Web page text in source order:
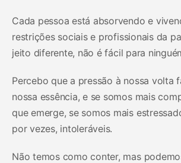
Cada pessoa está absorvendo e
restrições sociais e profissionais da
jeito diferente, não é fácil para
Percebo que a pressão à nossa volta
nossa essência, e se somos mais
que emerge, se somos mais
por vezes, intoleráveis.
Não temos como conter, mas